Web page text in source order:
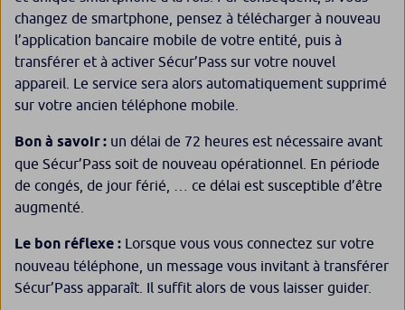
changez de smartphone, pensez à télécharger à nouveau
l’application bancaire mobile de votre entité, puis à
transférer et à activer Sécur’Pass sur votre nouvel
appareil. Le service sera alors automatiquement supprimé
sur votre ancien téléphone mobile.
Bon à savoir : un délai de 72 heures est nécessaire avant
que Sécur’Pass soit de nouveau opérationnel. En période
de congés, de jour férié, … ce délai est susceptible d’être
augmenté.
Le bon réflexe : Lorsque vous vous connectez sur votre
nouveau téléphone, un message vous invitant à transférer
Sécur’Pass apparaît. Il suffit alors de vous laisser guider.